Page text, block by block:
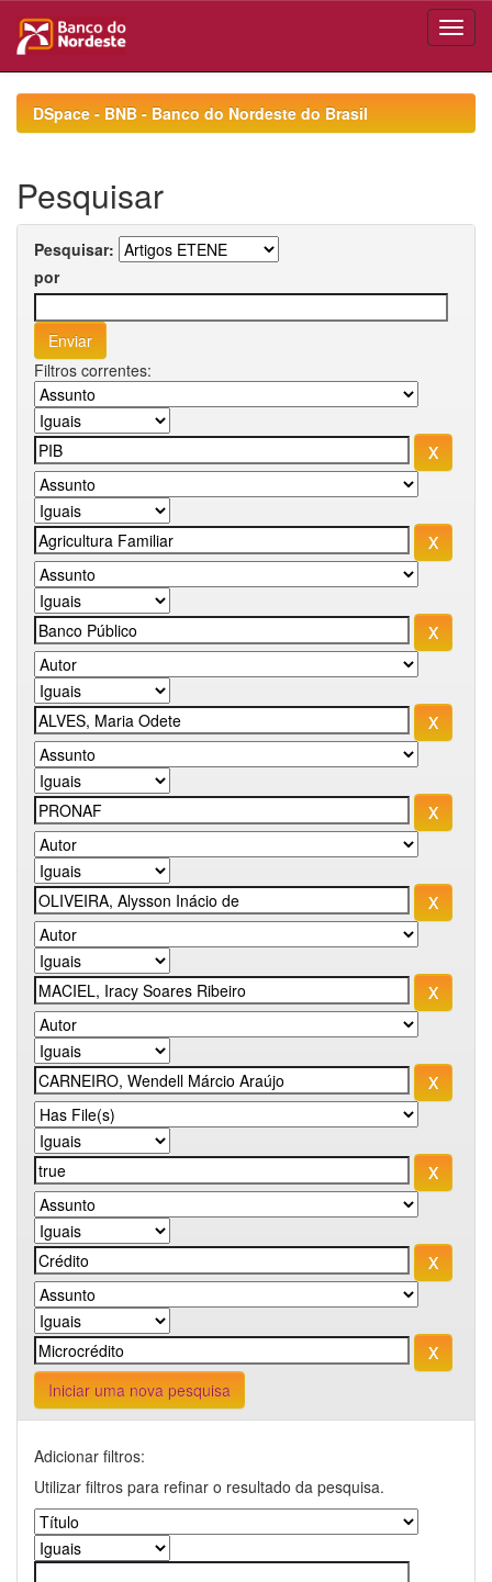
navigationDSpace - BNB - Banco do Nordeste do Brasil
Pesquisar
Pesquisar:
por
Filtros correntes:
Iniciar uma nova pesquisa
Adicionar filtros:
Utilizar filtros para refinar o resultado da pesquisa.